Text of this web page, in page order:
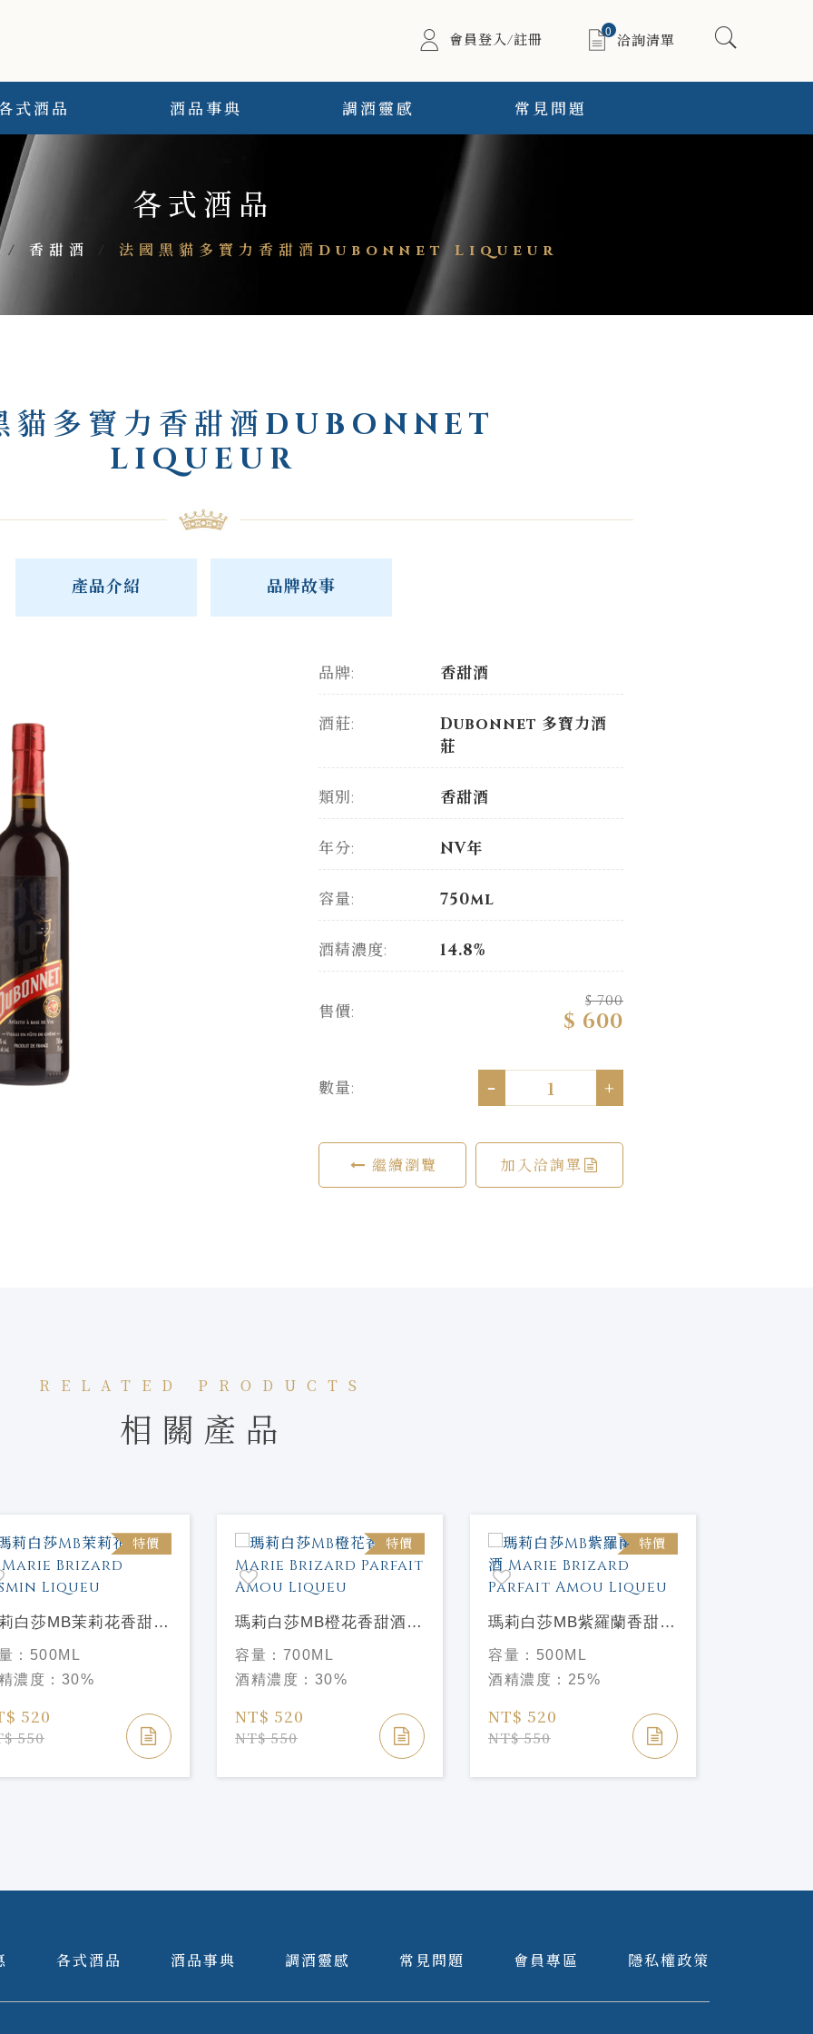
會員登入/註冊 0
洽詢清單
式酒品 酒品事典 調酒靈感 常見問題
各式酒品
/ 香甜酒 法國黑貓多寶力香甜酒Dubonnet Liqueur
貓多寶力香甜酒DUBONNET
LIQUEUR
產品介紹 品牌故事
品牌: 香甜酒
酒莊:
Dubonnet 多寶力酒
莊
類別: 香甜酒
年分: NV年
容量: 750ml
酒精濃度: 14.8%
售價:
$ 700
$ 600
數量: - +
繼續瀏覽 加入洽詢單
RELATED PRODUCTS
相關產品
特價
白莎MB茉莉花香甜酒
Brizard Jasmin
： 500ML
濃度： 30%
520
550
特價
瑪莉白莎MB橙花香甜酒
Marie Brizard Parfait
Amou Liqueu
容量： 700ML
酒精濃度： 30%
NT$ 520
NT$ 550
特價
瑪莉白莎MB紫羅蘭香甜酒
Marie Brizard Parfait
Amou Liqueu
容量： 500ML
酒精濃度： 25%
NT$ 520
NT$ 550
各式酒品 酒品事典 調酒靈感 常見問題 會員專區 隱私權政策